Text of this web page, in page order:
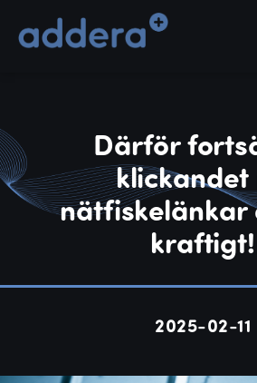
Därför
klickandet
nätfiskelänkar
kraftigt!
2025-02-11